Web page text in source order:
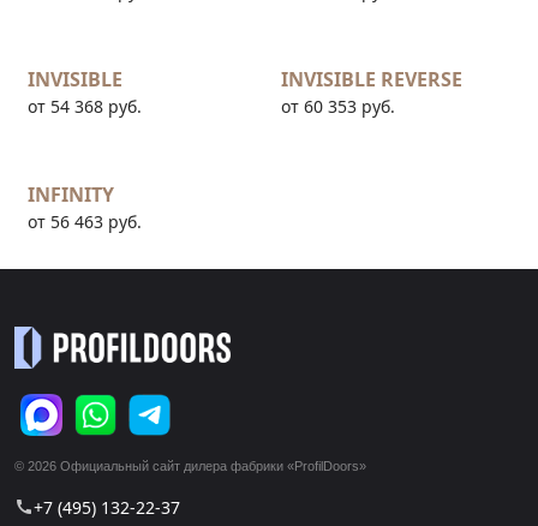
INVISIBLE
от 54 368 руб.
INVISIBLE REVERSE
от 60 353 руб.
INFINITY
от 56 463 руб.
© 2026 Официальный сайт дилера фабрики «ProfilDoors»
call+7 (495) 132-22-37